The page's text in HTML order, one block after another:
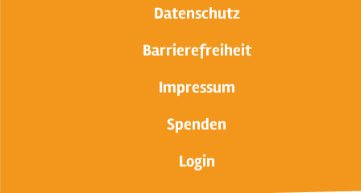
Datenschutz
Barrierefreiheit
Impressum
Spenden
Login